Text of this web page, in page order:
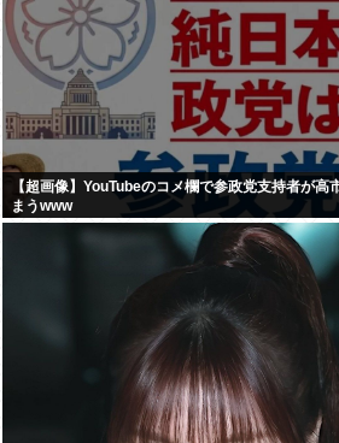
【超画像】YouTubeのコメ欄で参政党支持者が高
まうwww